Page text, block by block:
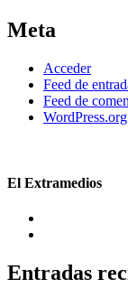
Meta
Acceder
Feed de
Feed de
WordPress.org
El Extramedios
Entradas